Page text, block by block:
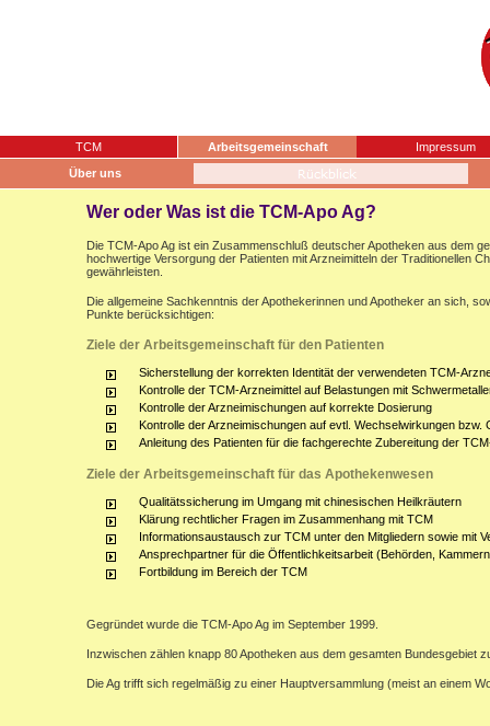
TCM Arbeitsgemeinschaft
Impressum
Über uns
Wer oder Was ist die TCM-Apo Ag?
Die TCM-Apo Ag ist ein Zusammenschluß deutscher Apotheken aus dem
hochwertige Versorgung der Patienten mit Arzneimitteln der Traditionellen
gewährleisten.
Die allgemeine Sachkenntnis der Apothekerinnen und Apotheker an sich,
Punkte berücksichtigen:
Ziele der Arbeitsgemeinschaft für den Patienten
Sicherstellung der korrekten Identität der verwendeten TCM-
Kontrolle der TCM-Arzneimittel auf Belastungen mit
Kontrolle der Arzneimischungen auf korrekte Dosierung
Kontrolle der Arzneimischungen auf evtl. Wechselwirkungen
Anleitung des Patienten für die fachgerechte Zubereitung der
Ziele der Arbeitsgemeinschaft für das Apothekenwesen
Qualitätssicherung im Umgang mit chinesischen Heilkräutern
Klärung rechtlicher Fragen im Zusammenhang mit TCM
Informationsaustausch zur TCM unter den Mitgliedern sowie mit
Ansprechpartner für die Öffentlichkeitsarbeit (Behörden,
Fortbildung im Bereich der TCM
Gegründet wurde die TCM-Apo Ag im September 1999.
Inzwischen zählen knapp 80 Apotheken aus dem gesamten Bundesgebiet
Die Ag trifft sich regelmäßig zu einer Hauptversammlung (meist an einem